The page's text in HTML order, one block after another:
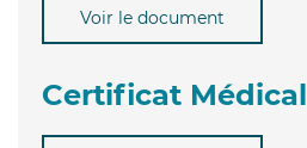
Voir le document
Certificat Médical